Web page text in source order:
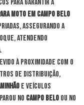
para garantir a
moto em Campo Belo
assegurando a
atendendo
.
à proximidade com o
de distribuição,
e veículos
no Campo Belo ou no